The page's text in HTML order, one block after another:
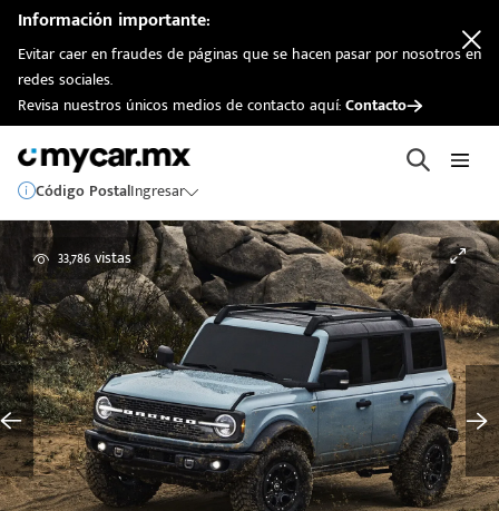
Información importante:
Evitar caer en fraudes de páginas que se hacen pasar por nosotros en
redes sociales.
Revisa nuestros únicos medios de contacto aquí:Contacto
Código PostalIngresar
33,786 vistas